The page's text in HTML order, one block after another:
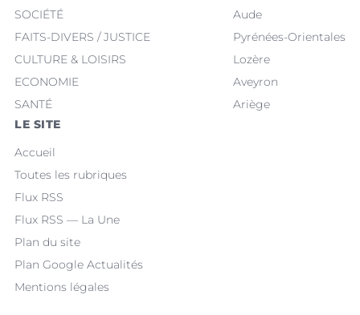
SOCIÉTÉ
FAITS-DIVERS / JUSTICE
CULTURE & LOISIRS
ECONOMIE
SANTÉ
Aude
Pyrénées-Orientales
Lozère
Aveyron
Ariège
LE SITE
Accueil
Toutes les rubriques
Flux RSS
Flux RSS — La Une
Plan du site
Plan Google Actualités
Mentions légales